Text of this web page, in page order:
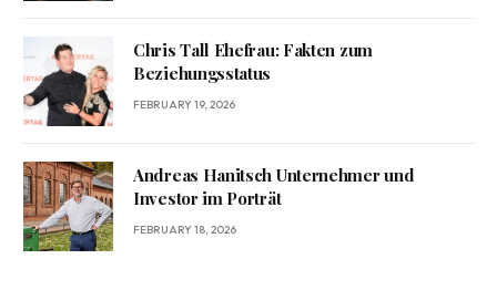
Chris Tall Ehefrau: Fakten zum
Beziehungsstatus
FEBRUARY 19, 2026
Andreas Hanitsch Unternehmer und
Investor im Porträt
FEBRUARY 18, 2026